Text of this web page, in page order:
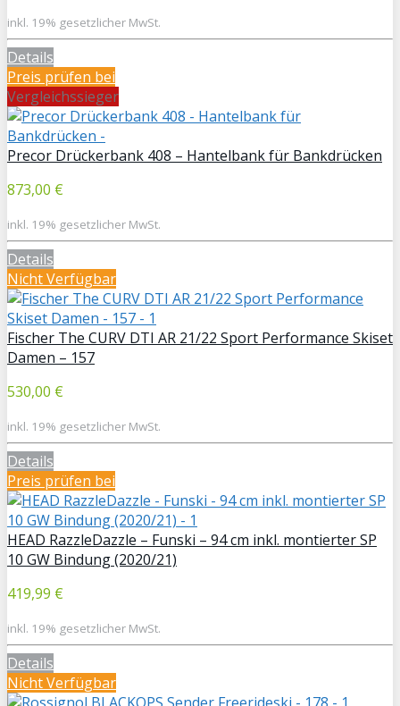
inkl. 19% gesetzlicher MwSt.
Details
Preis prüfen bei
Vergleichssieger
Precor Drückerbank 408 – Hantelbank für Bankdrücken
873,00 €
inkl. 19% gesetzlicher MwSt.
Details
Nicht Verfügbar
Fischer The CURV DTI AR 21/22 Sport Performance Skiset
Damen – 157
530,00 €
inkl. 19% gesetzlicher MwSt.
Details
Preis prüfen bei
HEAD RazzleDazzle – Funski – 94 cm inkl. montierter SP
10 GW Bindung (2020/21)
419,99 €
inkl. 19% gesetzlicher MwSt.
Details
Nicht Verfügbar